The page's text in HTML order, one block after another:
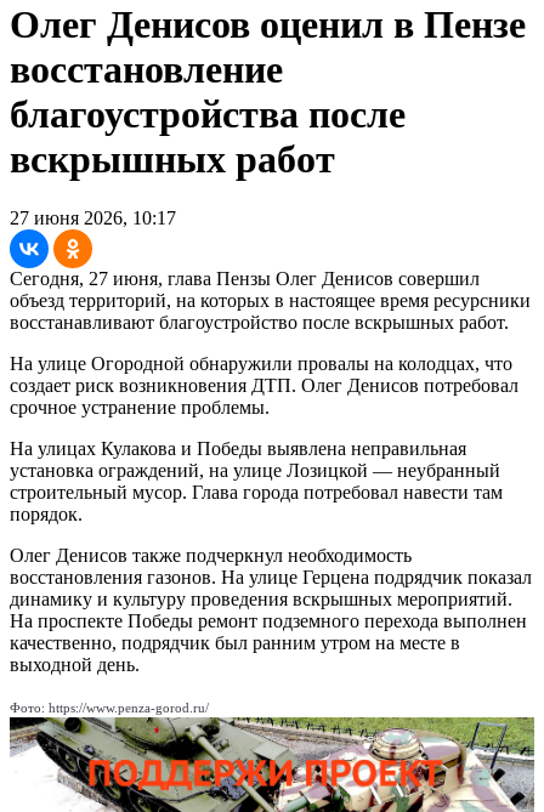
Олег Денисов оценил в Пензе
восстановление
благоустройства после
вскрышных работ
27 июня 2026, 10:17
Сегодня, 27 июня, глава Пензы Олег Денисов совершил
объезд территорий, на которых в настоящее время ресурсники
восстанавливают благоустройство после вскрышных работ.
На улице Огородной обнаружили провалы на колодцах, что
создает риск возникновения ДТП. Олег Денисов потребовал
срочное устранение проблемы.
На улицах Кулакова и Победы выявлена неправильная
установка ограждений, на улице Лозицкой — неубранный
строительный мусор. Глава города потребовал навести там
порядок.
Олег Денисов также подчеркнул необходимость
восстановления газонов. На улице Герцена подрядчик показал
динамику и культуру проведения вскрышных мероприятий.
На проспекте Победы ремонт подземного перехода выполнен
качественно, подрядчик был ранним утром на месте в
выходной день.
Фото: https://www.penza-gorod.ru/